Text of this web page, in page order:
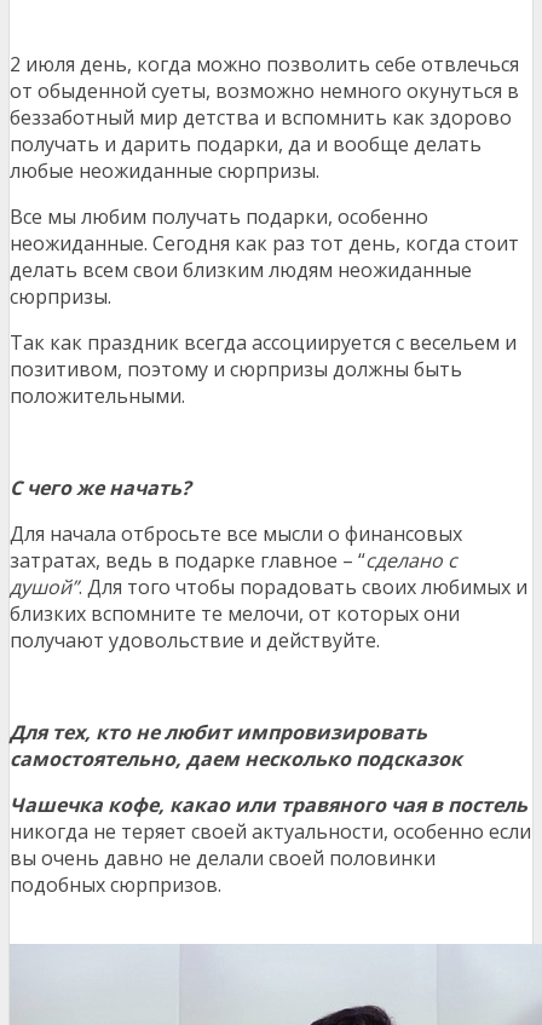
2 июля день, когда можно позволить себе отвлечься
от обыденной суеты, возможно немного окунуться в
беззаботный мир детства и вспомнить как здорово
получать и дарить подарки, да и вообще делать
любые неожиданные сюрпризы.
Все мы любим получать подарки, особенно
неожиданные. Сегодня как раз тот день, когда стоит
делать всем свои близким людям неожиданные
сюрпризы.
Так как праздник всегда ассоциируется с весельем и
позитивом, поэтому и сюрпризы должны быть
положительными.
С чего же начать?
Для начала отбросьте все мысли о финансовых
затратах, ведь в подарке главное – “сделано с
душой”. Для того чтобы порадовать своих любимых и
близких вспомните те мелочи, от которых они
получают удовольствие и действуйте.
Для тех, кто не любит импровизировать
самостоятельно, даем несколько подсказок
Чашечка кофе, какао или травяного чая в постель
никогда не теряет своей актуальности, особенно если
вы очень давно не делали своей половинки
подобных сюрпризов.